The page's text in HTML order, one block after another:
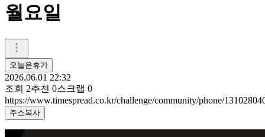
월요일
오늘은휴가
2026.06.01 22:32
조회 2추천 0스크랩 0
https://www.timespread.co.kr/challenge/community/phone/
주소복사